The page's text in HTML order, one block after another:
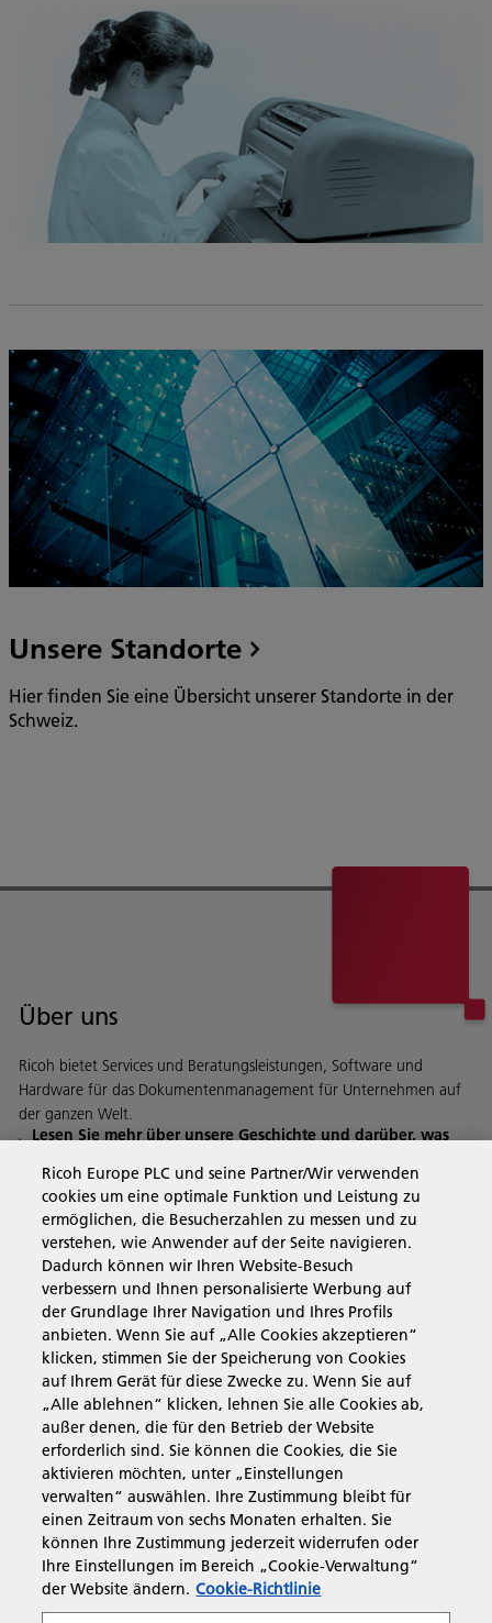
Unsere Standorte
Hier finden Sie eine Übersicht unserer Standorte in der
Schweiz.
Über uns
Ricoh bietet Services und Beratungsleistungen, Software und
Hardware für das Dokumentenmanagement für Unternehmen auf
der ganzen Welt.
Lesen Sie mehr über unsere Geschichte und darüber, was
Business Solutions
Produkte & Services
Support & Kontakt
Weiterführende Informationen
Folgen Sie uns
Ricoh Europe PLC und seine Partner/Wir verwenden
cookies um eine optimale Funktion und Leistung zu
ermöglichen, die Besucherzahlen zu messen und zu
verstehen, wie Anwender auf der Seite navigieren.
Dadurch können wir Ihren Website-Besuch
verbessern und Ihnen personalisierte Werbung auf
der Grundlage Ihrer Navigation und Ihres Profils
anbieten. Wenn Sie auf „Alle Cookies akzeptieren“
klicken, stimmen Sie der Speicherung von Cookies
auf Ihrem Gerät für diese Zwecke zu. Wenn Sie auf
„Alle ablehnen“ klicken, lehnen Sie alle Cookies ab,
außer denen, die für den Betrieb der Website
erforderlich sind. Sie können die Cookies, die Sie
aktivieren möchten, unter „Einstellungen
verwalten“ auswählen. Ihre Zustimmung bleibt für
einen Zeitraum von sechs Monaten erhalten. Sie
können Ihre Zustimmung jederzeit widerrufen oder
Ihre Einstellungen im Bereich „Cookie-Verwaltung“
der Website ändern. Cookie-Richtlinie